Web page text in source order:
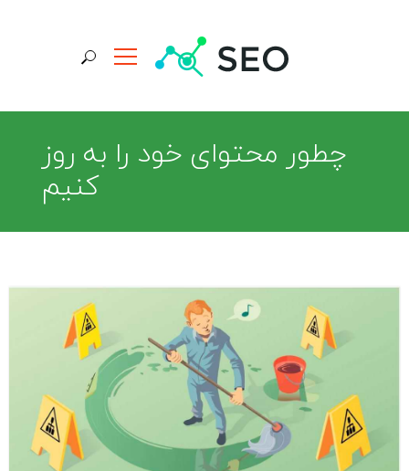
جستجو برای:
چطور محتوای خود را به روز
کنیم